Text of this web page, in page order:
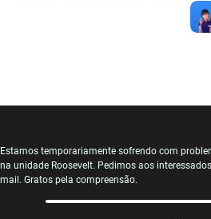
Estamos temporariamente sofrendo com
na unidade Roosevelt. Pedimos aos
mail. Gratos pela compreensão.